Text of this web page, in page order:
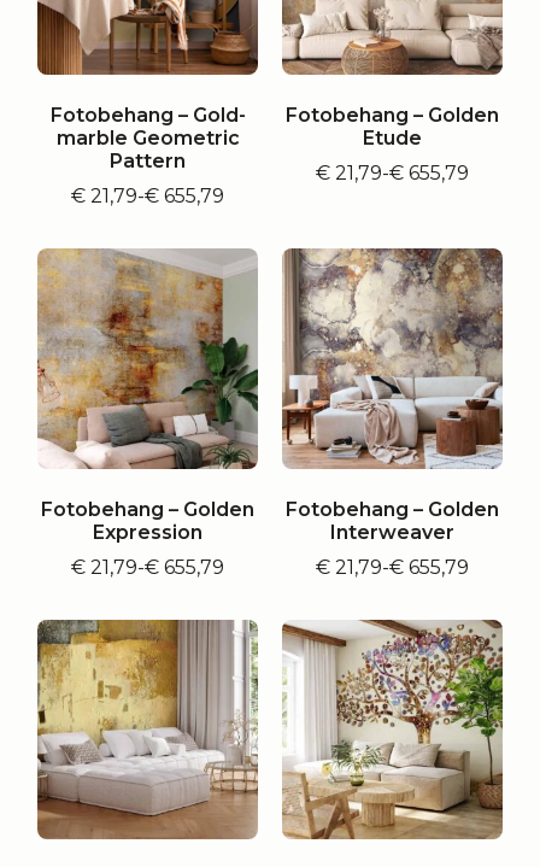
Fotobehang – Gold-
marble Geometric
Pattern
€ 21,79-€ 655,79
Prijsklasse:
tot
€ 655,79
Fotobehang – Golden
Etude
€21,79-€655,79
Prijsklasse:
€ 655,79
Fotobehang – Golden
Expression
€ 21,79-€ 655,79
Prijsklasse:
tot
€ 655,79
Fotobehang – Golden
Interweaver
€21,79-€655,79
Prijsklasse:
tot
€ 655,79